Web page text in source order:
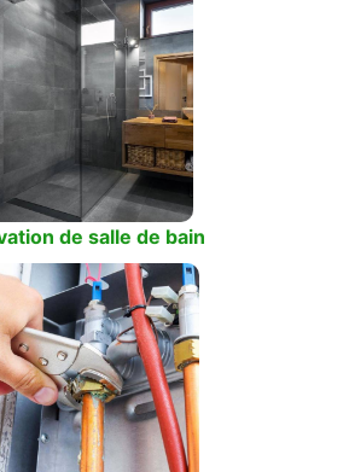
de salle de bain